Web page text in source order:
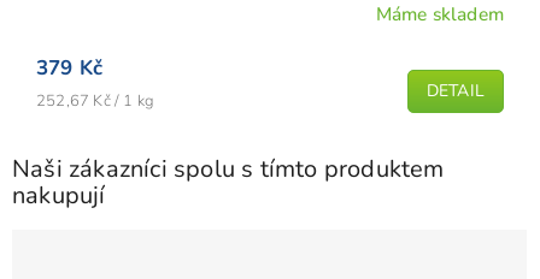
Máme skladem
379 Kč
Měrná
252,67 Kč / 1 kg DETAIL
Naši zákazníci spolu s tímto produktem
nakupují